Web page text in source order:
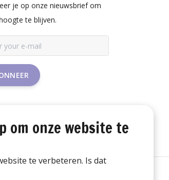
je op onze nieuwsbrief om
te blijven.
om onze website te
te verbeteren. Is dat